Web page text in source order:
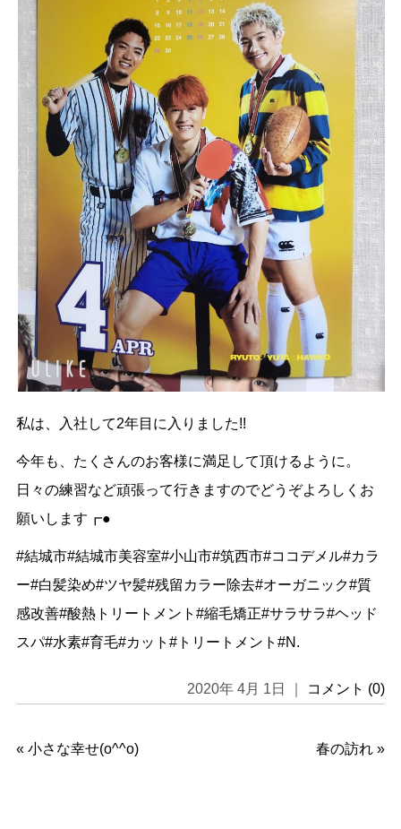
私は、入社して2年目に入りました!!
今年も、たくさんのお客様に満足して頂けるように。
日々の練習など頑張って行きますのでどうぞよろしくお
願いします┏●
#結城市#結城市美容室#小山市#筑西市#ココデメル#カラ
ー#白髪染め#ツヤ髪#残留カラー除去#オーガニック#質
感改善#酸熱トリートメント#縮毛矯正#サラサラ#ヘッド
スパ#水素#育毛#カット#トリートメント#N.
2020年 4月 1日 ｜ コメント (0)
« 小さな幸せ(o^^o) 春の訪れ »